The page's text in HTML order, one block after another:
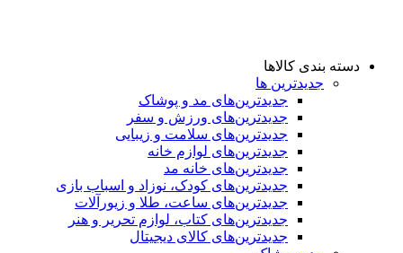
دسته بندی کالاها
جدیدترین ها
جدید‌ترین‌های مد و پوشاک
جدید‌ترین‌های ورزش و سفر
جدید‌ترین‌های سلامت و زیبایی
جدید‌ترین‌های لوازم خانه
جدیدترین‌های خانه مد
جدید‌ترین‌های کودک، نوزاد و اسباب بازی
جدید‌ترین‌های ساعت، طلا و زیورآلات
جدید‌ترین‌های کتاب، لوازم تحریر و هنر
جدید‌ترین‌های کالای دیجیتال